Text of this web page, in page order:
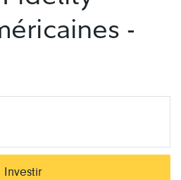
-
Investir